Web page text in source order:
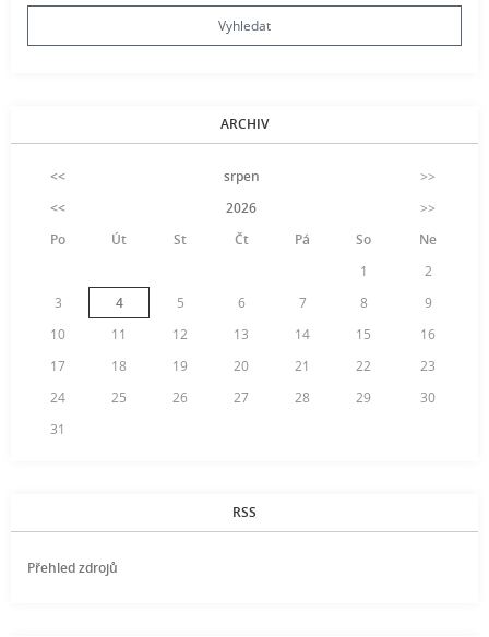
ARCHIV
<< srpen
>>
<<
2026
>>
Po
Út St Čt Pá So
Ne
1
2
3
4 5 6 7 8
9
10
11 12 13 14 15
16
17
18 19 20 21 22
23
24
25 26 27 28 29
30
31
RSS
Přehled zdrojů